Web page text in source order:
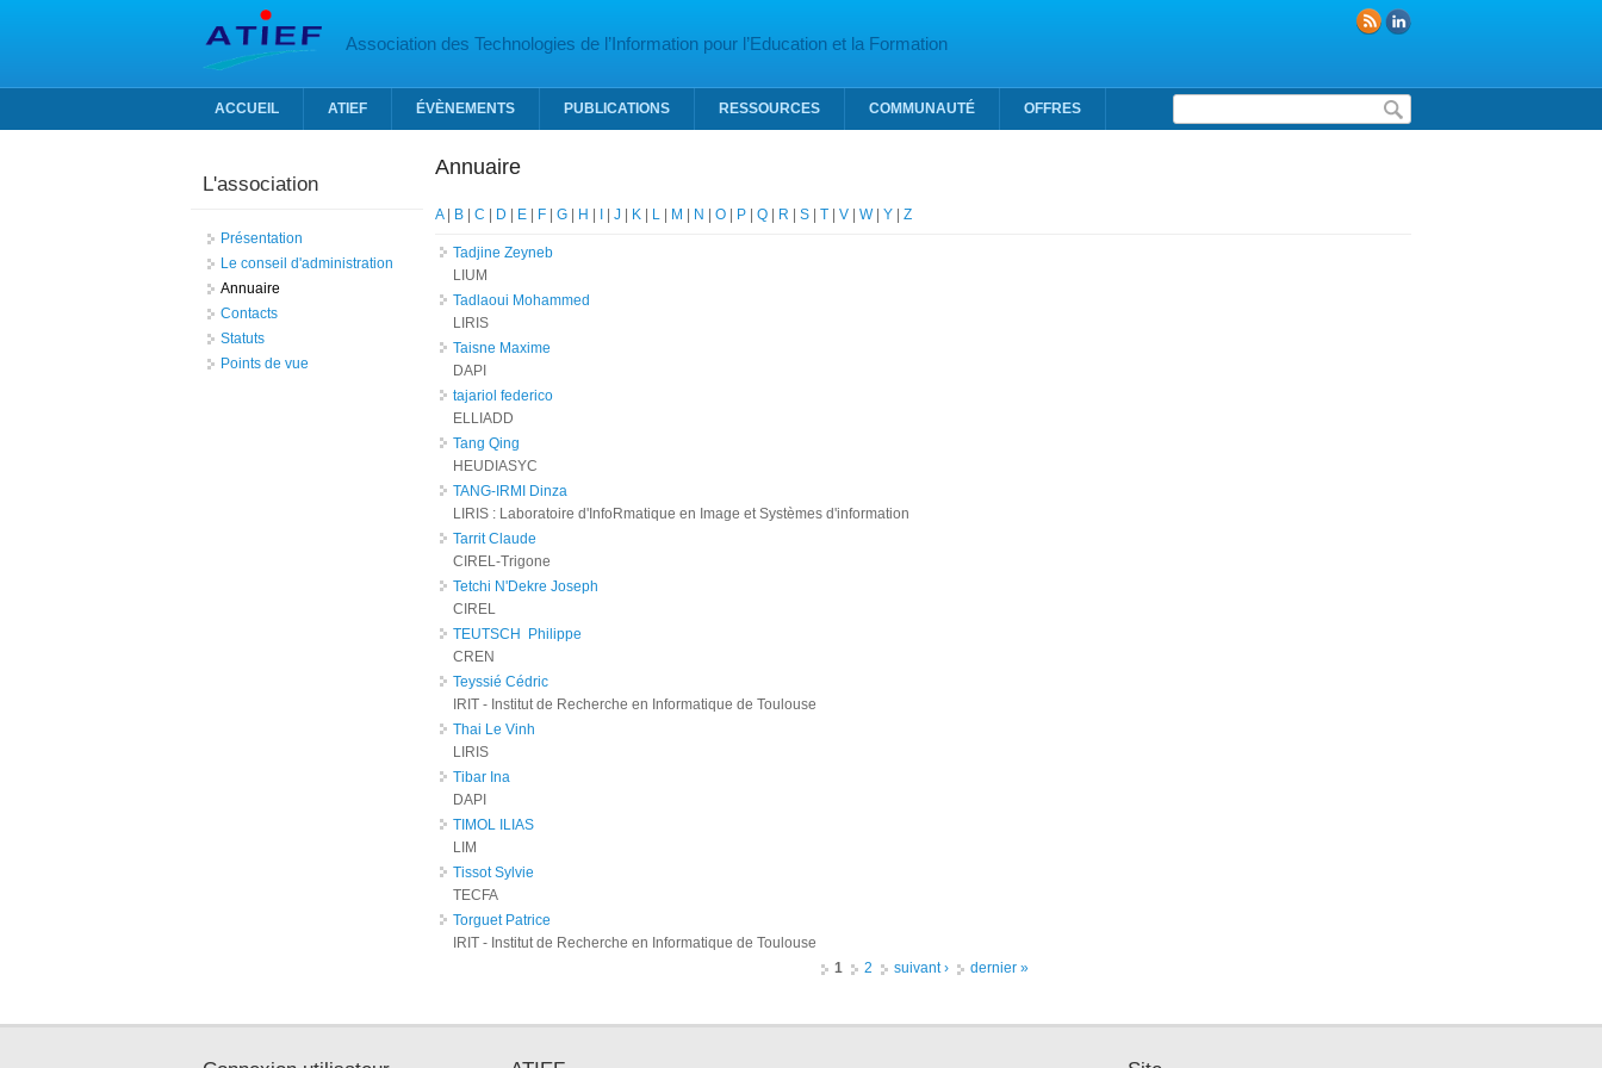
Association des Technologies de l’Information pour l’Education et la Formation
Formulaire de recherche
ACCUEIL ATIEF ÉVÈNEMENTS PUBLICATIONS RESSOURCES COMMUNAUTÉ OFFRES
Annuaire
A B C D E F G H J K L M N O P Q R S T V W Y Z
Tadjine Zeyneb
LIUM
Tadlaoui Mohammed
LIRIS
Taisne Maxime
DAPI
tajariol federico
ELLIADD
Tang Qing
HEUDIASYC
TANG-IRMI Dinza
LIRIS : Laboratoire d'InfoRmatique en Image et Systèmes d'information
Tarrit Claude
CIREL-Trigone
Tetchi N'Dekre Joseph
CIREL
TEUTSCH Philippe
CREN
Teyssié Cédric
IRIT - Institut de Recherche en Informatique de Toulouse
Thai Le Vinh
LIRIS
Tibar Ina
DAPI
TIMOL ILIAS
LIM
Tissot Sylvie
TECFA
Torguet Patrice
IRIT - Institut de Recherche en Informatique de Toulouse
1 2 suivant › dernier »
L'association
Présentation
Le conseil d'administration
Annuaire
Contacts
Statuts
Points de vue